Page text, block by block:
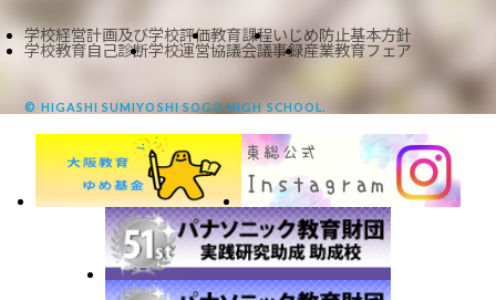
学校経営計画及び学校評価教育課程いじめ防止基本方針
学校教育自己診断学校運営協議会議事録産業教育フェア
© HIGASHI SUMIYOSHI SOGO HIGH SCHOOL.